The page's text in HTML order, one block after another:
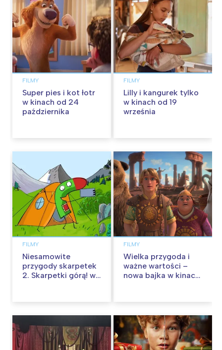
FILMY
Super pies i kot łotr
w kinach od 24
października
FILMY
Lilly i kangurek tylko
w kinach od 19
września
FILMY
Niesamowite
przygody skarpetek
2. Skarpetki górą! w
FILMY
Wielka przygoda i
ważne wartości –
nowa bajka w kinach